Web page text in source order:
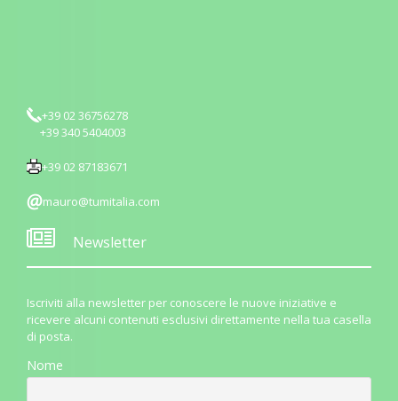
+39 02 36756278
+39 340 5404003
+39 02 87183671
mauro@tumitalia.com
Newsletter
Iscriviti alla newsletter per conoscere le nuove iniziative e
ricevere alcuni contenuti esclusivi direttamente nella tua casella
di posta.
Nome